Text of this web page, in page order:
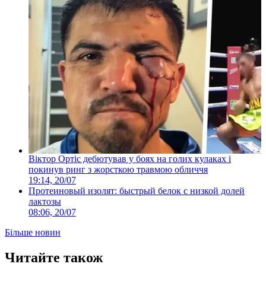
Віктор Ортіс дебютував у боях на голих кулаках і
покинув ринг з жорсткою травмою обличчя
19:14, 20/07
Протеиновый изолят: быстрый белок с низкой долей
лактозы
08:06, 20/07
Більше новин
Читайте також